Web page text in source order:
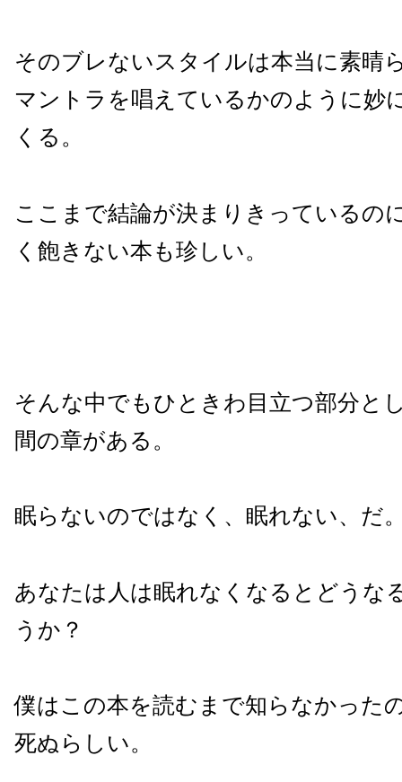
そのブレないスタイルは本当に素晴
マントラを唱えているかのように妙
くる。
ここまで結論が決まりきっているの
く飽きない本も珍しい。
そんな中でもひときわ目立つ部分と
間の章がある。
眠らないのではなく、眠れない、だ
あなたは人は眠れなくなるとどうな
うか？
僕はこの本を読むまで知らなかった
死ぬらしい。